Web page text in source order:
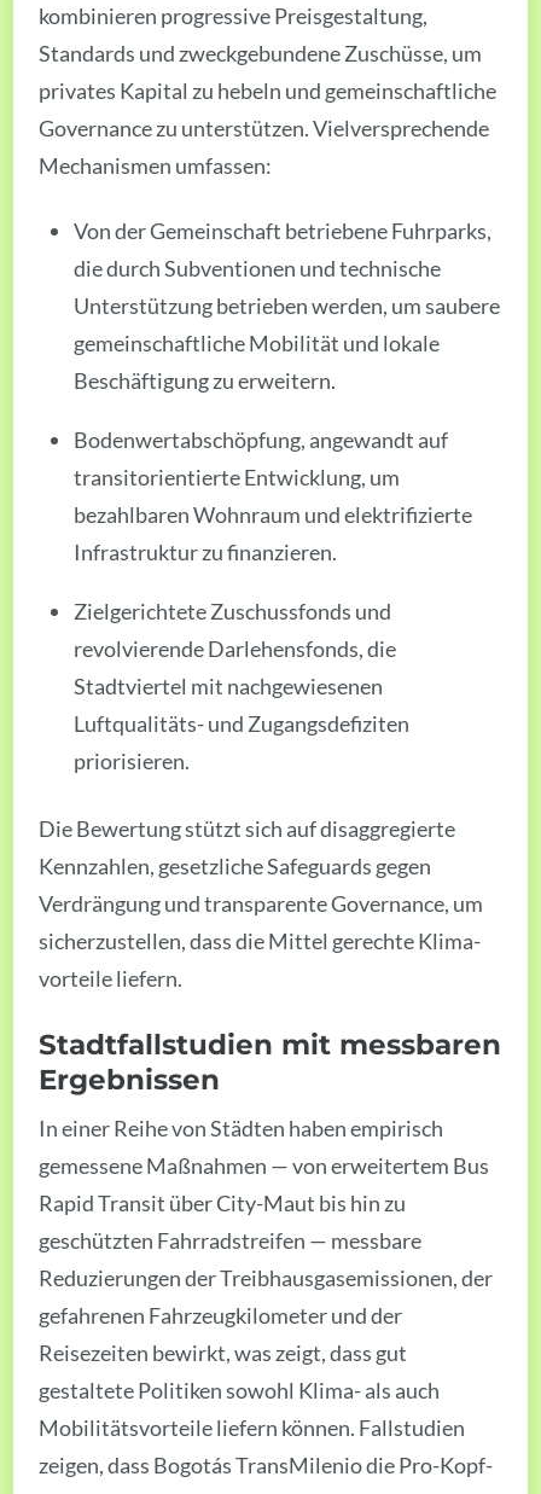
kombinieren progressive Preisgestaltung,
Standards und zweckgebundene Zuschüsse, um
privates Kapital zu hebeln und gemeinschaftliche
Governance zu unterstützen. Vielversprechende
Mechanismen umfassen:
Von der Gemeinschaft betriebene Fuhrparks,
die durch Subventionen und technische
Unterstützung betrieben werden, um saubere
gemeinschaftliche Mobilität und lokale
Beschäftigung zu erweitern.
Bodenwertabschöpfung, angewandt auf
transitorientierte Entwicklung, um
bezahlbaren Wohnraum und elektrifizierte
Infrastruktur zu finanzieren.
Zielgerichtete Zuschussfonds und
revolvierende Darlehensfonds, die
Stadtviertel mit nachgewiesenen
Luftqualitäts- und Zugangsdefiziten
priorisieren.
Die Bewertung stützt sich auf disaggregierte
Kennzahlen, gesetzliche Safeguards gegen
Verdrängung und transparente Governance, um
sicherzustellen, dass die Mittel gerechte Klima­
vorteile liefern.
Stadtfallstudien mit messbaren
Ergebnissen
In einer Reihe von Städten haben empirisch
gemessene Maßnahmen — von erweitertem Bus
Rapid Transit über City-Maut bis hin zu
geschützten Fahrradstreifen — messbare
Reduzierungen der Treibhausgasemissionen, der
gefahrenen Fahrzeugkilometer und der
Reisezeiten bewirkt, was zeigt, dass gut
gestaltete Politiken sowohl Klima- als auch
Mobilitätsvorteile liefern können. Fallstudien
zeigen, dass Bogotás TransMilenio die Pro-Kopf-